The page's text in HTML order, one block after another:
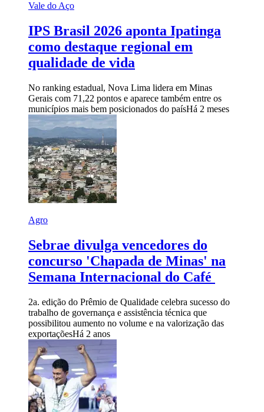
Vale do Aço
IPS Brasil 2026 aponta Ipatinga
como destaque regional em
qualidade de vida
No ranking estadual, Nova Lima lidera em Minas
Gerais com 71,22 pontos e aparece também entre os
municípios mais bem posicionados do paísHá 2 meses
Agro
Sebrae divulga vencedores do
concurso 'Chapada de Minas' na
Semana Internacional do Café
2a. edição do Prêmio de Qualidade celebra sucesso do
trabalho de governança e assistência técnica que
possibilitou aumento no volume e na valorização das
exportaçõesHá 2 anos